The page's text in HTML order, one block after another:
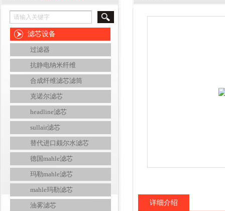
滤芯设备
过滤器
抗静电纳米纤维
合成纤维滤芯滤筒
克诺尔滤芯
headline滤芯
sullair滤芯
替代进口颇尔水滤芯
德国mahle滤芯
玛勒mahle滤芯
mahle玛勒滤芯
油雾滤芯 详细介绍